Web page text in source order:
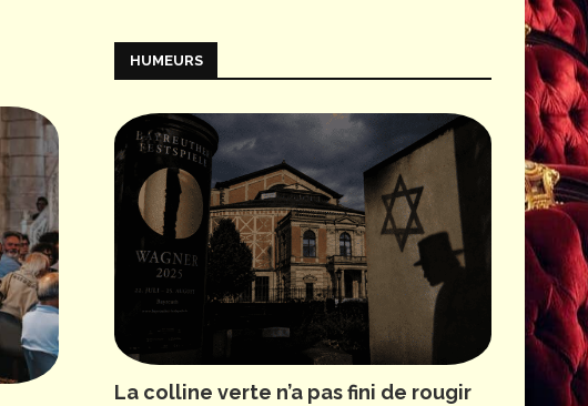
HUMEURS
La colline verte n’a pas fini de rougir